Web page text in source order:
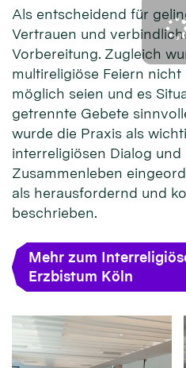
Als entscheidend für
Vertrauen und
Vorbereitung. Zugleich
multireligiöse Feiern
möglich seien und es
getrennte Gebete
wurde die Praxis als
interreligiösen Dialog
Zusammenleben
als herausfordernd und
beschrieben.
Mehr zum
Erzbistum Köln